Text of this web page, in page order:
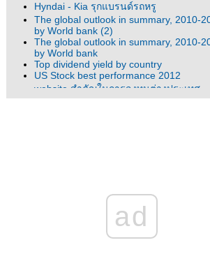
Hyndai - Kia รุกแบรนด์รถหรู
The global outlook in summary, 2010-
by World bank (2)
The global outlook in summary, 2010-
by World bank
Top dividend yield by country
US Stock best performance 2012
website สำคัญในการลงทุนต่างประเทศ
web link for global information
servicehost - svchostad